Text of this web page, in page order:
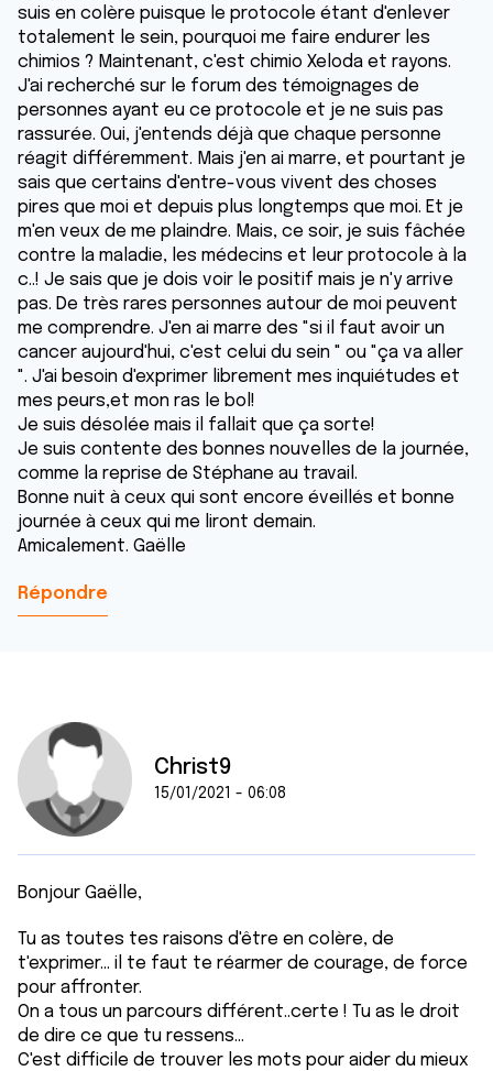
suis en colère puisque le protocole étant d'enlever
totalement le sein, pourquoi me faire endurer les
chimios ? Maintenant, c'est chimio Xeloda et rayons.
J'ai recherché sur le forum des témoignages de
personnes ayant eu ce protocole et je ne suis pas
rassurée. Oui, j'entends déjà que chaque personne
réagit différemment. Mais j'en ai marre, et pourtant je
sais que certains d'entre-vous vivent des choses
pires que moi et depuis plus longtemps que moi. Et je
m'en veux de me plaindre. Mais, ce soir, je suis fâchée
contre la maladie, les médecins et leur protocole à la
c..! Je sais que je dois voir le positif mais je n'y arrive
pas. De très rares personnes autour de moi peuvent
me comprendre. J'en ai marre des "si il faut avoir un
cancer aujourd'hui, c'est celui du sein " ou "ça va aller
". J'ai besoin d'exprimer librement mes inquiétudes et
mes peurs,et mon ras le bol!
Je suis désolée mais il fallait que ça sorte!
Je suis contente des bonnes nouvelles de la journée,
comme la reprise de Stéphane au travail.
Bonne nuit à ceux qui sont encore éveillés et bonne
journée à ceux qui me liront demain.
Amicalement. Gaëlle
Répondre
Christ9
15/01/2021 - 06:08
Bonjour Gaëlle,
Tu as toutes tes raisons d'être en colère, de
t'exprimer... il te faut te réarmer de courage, de force
pour affronter.
On a tous un parcours différent..certe ! Tu as le droit
de dire ce que tu ressens...
C'est difficile de trouver les mots pour aider du mieux